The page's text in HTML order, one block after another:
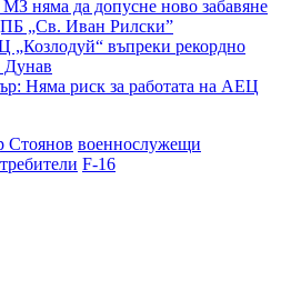
няма да допусне ново забавяне
„Св. Иван Рилски”
„Козлодуй“ въпреки рекордно
Дунав
Няма риск за работата на АЕЦ
Стоянов военнослужещи
F-16